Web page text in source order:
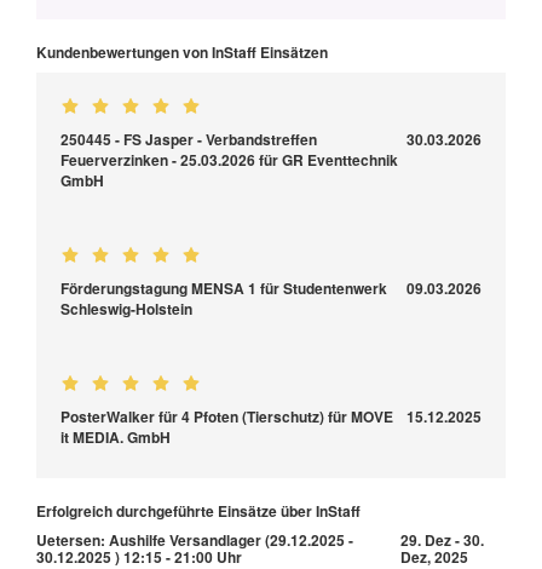
Kundenbewertungen von InStaff Einsätzen
250445 - FS Jasper - Verbandstreffen
Feuerverzinken - 25.03.2026 für GR Eventtechnik
GmbH
30.03.2026
Förderungstagung MENSA 1 für Studentenwerk
Schleswig-Holstein
09.03.2026
PosterWalker für 4 Pfoten (Tierschutz) für MOVE
it MEDIA. GmbH
15.12.2025
Erfolgreich durchgeführte Einsätze über InStaff
Uetersen: Aushilfe Versandlager (29.12.2025 -
30.12.2025 ) 12:15 - 21:00 Uhr
29. Dez - 30.
Dez, 2025